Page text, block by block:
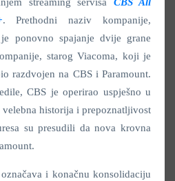
streaming servisa CBS All
. Prethodni naziv kompanije,
ponovno spajanje dvije grane
starog Viacoma, koji je
razdvojen na CBS i Paramount.
CBS je operirao uspješno u
historija i prepoznatljivost
su presudili da nova krovna
i konačnu konsolidaciju